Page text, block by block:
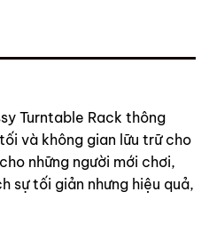
Turntable Rack thông
và không gian lữu trữ cho
những người mới chơi,
sự tối giản nhưng hiệu quả,